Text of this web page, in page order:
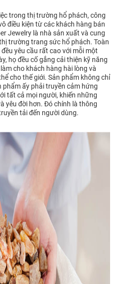
trong thị trường hổ phách, công
điều kiện từ các khách hàng bán
Jewelry là nhà sản xuất và cung
trường trang sức hổ phách. Toàn
yêu cầu rất cao với mỗi một
họ đều cố gắng cải thiện kỹ năng
cho khách hàng hài lòng và
cho thế giới. Sản phẩm không chỉ
phẩm ấy phải truyền cảm hứng
tất cả mọi người, khiến những
yêu đời hơn. Đó chính là thông
tải đến người dùng.